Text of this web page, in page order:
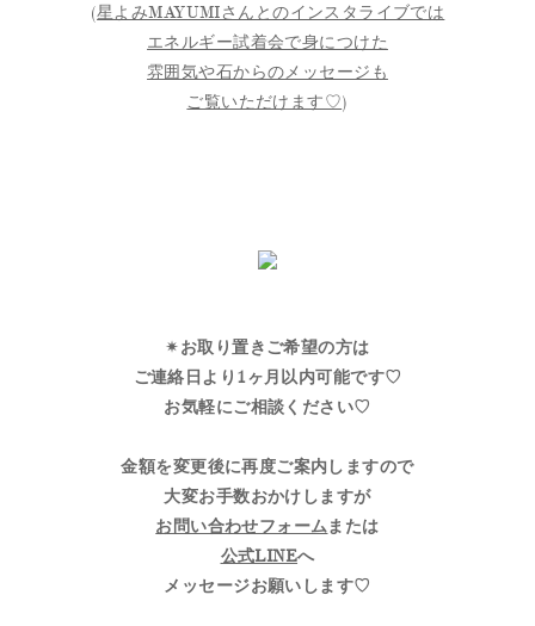
(星よみMAYUMIさんとのインスタライブでは
エネルギー試着会で身につけた
雰囲気や石からのメッセージも
ご覧いただけます♡)
✴︎お取り置きご希望の方は
ご連絡日より1ヶ月以内可能です♡
お気軽にご相談ください♡
金額を変更後に再度ご案内しますので
大変お手数おかけしますが
お問い合わせフォームまたは
公式LINEへ
メッセージお願いします♡